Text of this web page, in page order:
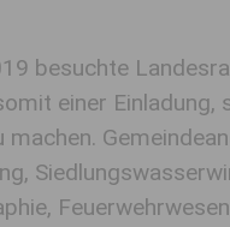
besuchte
einer Einladung,